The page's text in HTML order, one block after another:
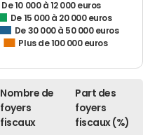
De 10 000 à 12 000 euros
De 15 000 à 20 000 euros
De 30 000 à 50 000 euros
Plus de 100 000 euros
Nombre de
foyers
fiscaux
Part des
foyers
fiscaux (%)